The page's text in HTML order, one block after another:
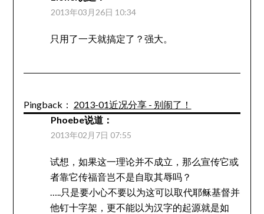
2013年03月26日 10:34
只用了一天就搞定了？强大。
Pingback： 2013-01近况分享 - 别闹了！
Phoebe说道：
2013年02月7日 07:55
试想，如果这一理论并不成立，那么宣传它或
者靠它传福音岂不是自取其辱吗？
…..只是要小心不要以为这可以取代耶稣基督并
他钉十字架，更不能以为汉字的起源就是如